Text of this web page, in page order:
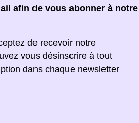
afin de vous abonner à notre
de recevoir notre
vous désinscrire à tout
dans chaque newsletter